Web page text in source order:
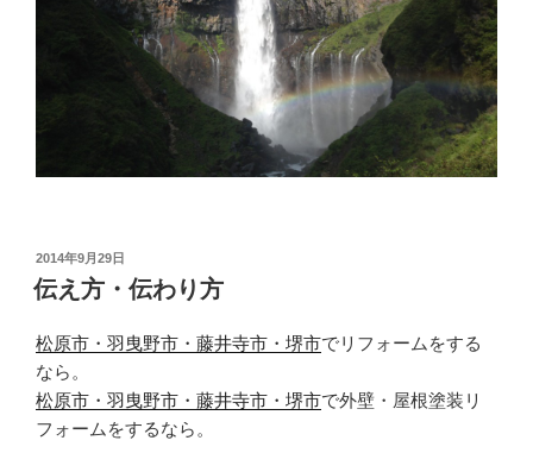
投
稿
日:
2014年9月29日
伝え方・伝わり方
松原市・羽曳野市・藤井寺市・堺市でリフォームをする
なら。
松原市・羽曳野市・藤井寺市・堺市で外壁・屋根塗装リ
フォームをするなら。